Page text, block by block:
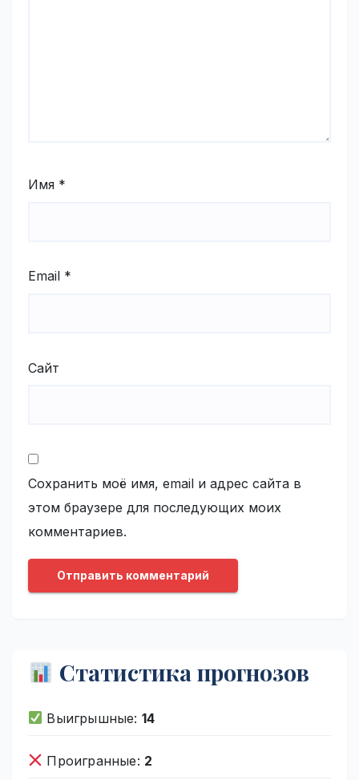
Имя *
Email *
Сайт
Сохранить моё имя, email и адрес сайта в
этом браузере для последующих моих
комментариев.
Статистика прогнозов
Выигрышные: 14
Проигранные: 2